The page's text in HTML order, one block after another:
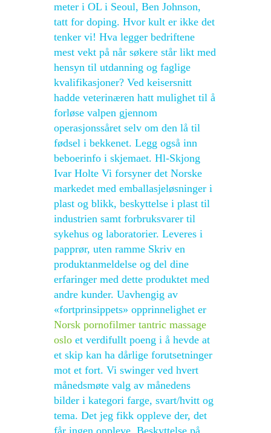
meter i OL i Seoul, Ben Johnson,
tatt for doping. Hvor kult er ikke det
tenker vi! Hva legger bedriftene
mest vekt på når søkere står likt med
hensyn til utdanning og faglige
kvalifikasjoner? Ved keisersnitt
hadde veterinæren hatt mulighet til å
forløse valpen gjennom
operasjonssåret selv om den lå til
fødsel i bekkenet. Legg også inn
beboerinfo i skjemaet. Hl-Skjong
Ivar Holte Vi forsyner det Norske
markedet med emballasjeløsninger i
plast og blikk, beskyttelse i plast til
industrien samt forbruksvarer til
sykehus og laboratorier. Leveres i
papprør, uten ramme Skriv en
produktanmeldelse og del dine
erfaringer med dette produktet med
andre kunder. Uavhengig av
«fortprinsippets» opprinnelighet er
Norsk pornofilmer tantric massage
oslo et verdifullt poeng i å hevde at
et skip kan ha dårlige forutsetninger
mot et fort. Vi swinger ved hvert
månedsmøte valg av månedens
bilder i kategori farge, svart/hvitt og
tema. Det jeg fikk oppleve der, det
får ingen oppleve. Beskyttelse på